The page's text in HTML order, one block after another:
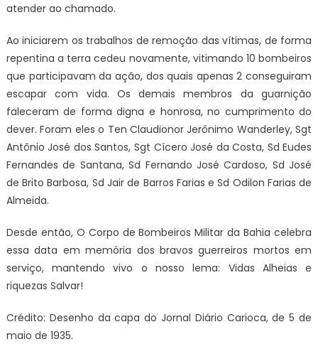
atender ao chamado.
Ao iniciarem os trabalhos de remoção das vítimas, de forma
repentina a terra cedeu novamente, vitimando 10 bombeiros
que participavam da ação, dos quais apenas 2 conseguiram
escapar com vida. Os demais membros da guarnição
faleceram de forma digna e honrosa, no cumprimento do
dever. Foram eles o Ten Claudionor Jerônimo Wanderley, Sgt
Antônio José dos Santos, Sgt Cícero José da Costa, Sd Eudes
Fernandes de Santana, Sd Fernando José Cardoso, Sd José
de Brito Barbosa, Sd Jair de Barros Farias e Sd Odilon Farias de
Almeida.
Desde então, O Corpo de Bombeiros Militar da Bahia celebra
essa data em memória dos bravos guerreiros mortos em
serviço, mantendo vivo o nosso lema: Vidas Alheias e
riquezas Salvar!
Crédito: Desenho da capa do Jornal Diário Carioca, de 5 de
maio de 1935.